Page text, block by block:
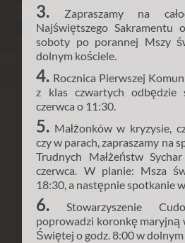
3. Zapraszamy na
Najświętszego Sakramentu
soboty po porannej Mszy
dolnym kościele.
4. Rocznica Pierwszej
z klas czwartych
czerwca o 11:30.
5. Małżonków w kryzysie,
czy w parach, zapraszamy na
Trudnych Małżeństw
czerwca. W planie: Msza
18:30, a następnie spotkanie
6. Stowarzyszenie
poprowadzi koronkę maryjną
Świętej o godz. 8:00 w